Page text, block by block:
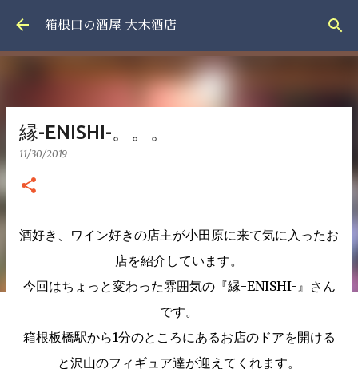
スキップしてメイン コンテンツに移動
箱根口の酒屋 大木酒店
縁-ENISHI-。。。
11/30/2019
酒好き、ワイン好きの店主が小田原に来て気に入ったお
店を紹介しています。
今回はちょっと変わった雰囲気の『縁-ENISHI-』さん
です。
箱根板橋駅から1分のところにあるお店のドアを開ける
と沢山のフィギュア達が迎えてくれます。